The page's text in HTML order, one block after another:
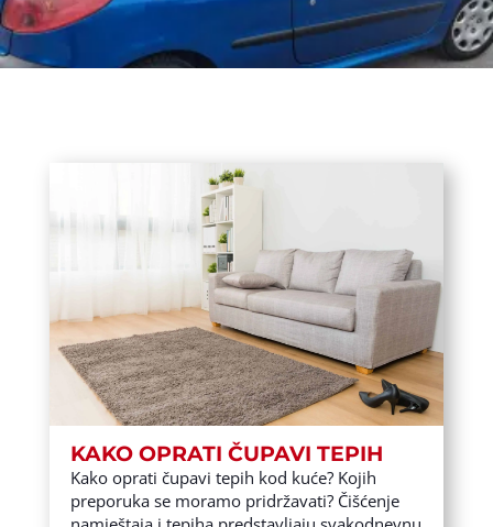
KAKO OPRATI ČUPAVI TEPIH
Kako oprati čupavi tepih kod kuće? Kojih
preporuka se moramo pridržavati? Čišćenje